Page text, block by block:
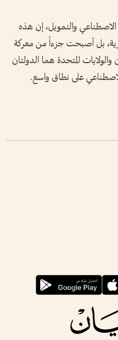
والتمويل، إن هذه
بل أصبحت جزءاً من معركة
المتحدة هما الدولتان
الاصطناعي على نطاق واسع.